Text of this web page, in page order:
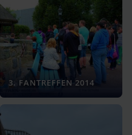
3. FANTREFFEN 2014